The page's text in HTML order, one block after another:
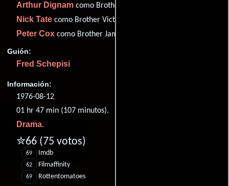
Arthur Dignam como Brother Francine
Nick Tate como Brother Victor
Peter Cox como Brother James
Guión:
Fred Schepisi
Información:
1976-08-12
01 hr 47 min (107 minutos).
Drama.
✮66 (75 votos)
69 Imdb
62 Filmaffinity
69 Rottentomatoes